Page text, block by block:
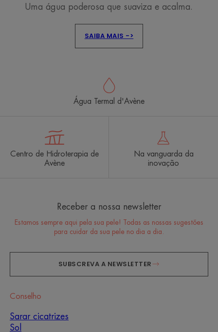
Uma água poderosa que suaviza e acalma.
SAIBA MAIS ->
Água Termal d'Avène
Centro de Hidroterapia de
Avène
Na vanguarda da
inovação
Receber a nossa newsletter
Estamos sempre aqui pela sua pele! Todas as nossas sugestões
para cuidar da sua pele no dia a dia.
SUBSCREVA A NEWSLETTER
Conselho
Sarar cicatrizes
Sol